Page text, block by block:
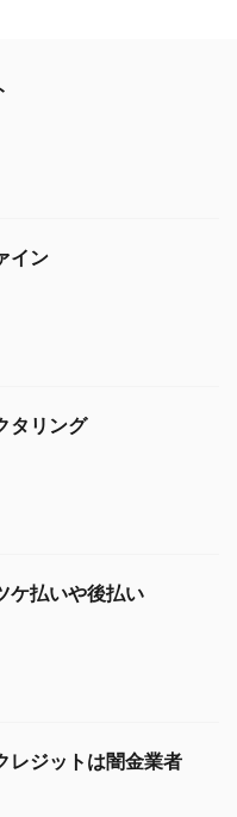
イン
タリング
ケ払いや後払い
レジットは闇金業者